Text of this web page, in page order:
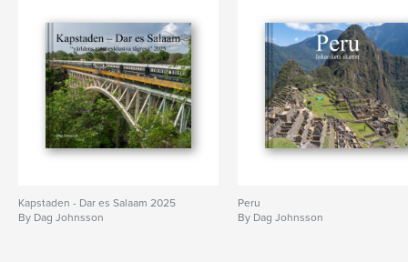
Kapstaden - Dar es Salaam 2025
By Dag Johnsson
Peru
By Dag Johnsson